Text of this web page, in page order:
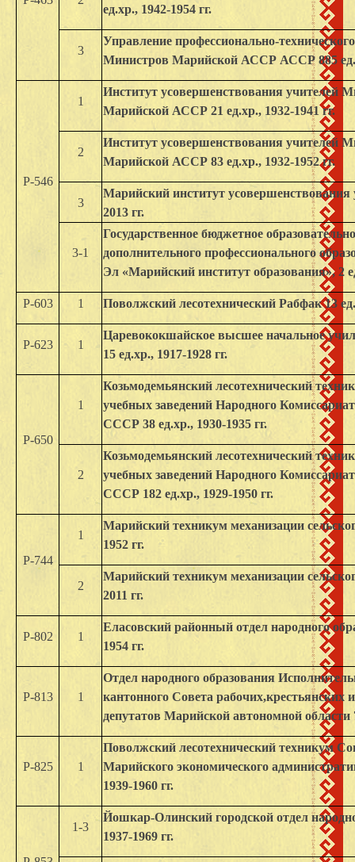
ед.хр., 1942-1954 гг.
3
Управление профессионально-
Министров Марийской АССР АССР 885
Р-546
1
Институт усовершенствования учителей
Марийской АССР 21 ед.хр., 1932-1941 гг.
2
Институт усовершенствования учителей
Марийской АССР 83 ед.хр., 1932-1952 гг.
3
Марийский институт усовершенствования
2013 гг.
3-1
Государственное бюджетное
дополнительного профессионального
Эл «Марийский институт образования», 2
Р-603 1 Поволжский лесотехнический Рабфак 13
Р-623 1
Царевококшайское высшее начальное
15 ед.хр., 1917-1928 гг.
Р-650
1
Козьмодемьянский лесотехнический
учебных заведений Народного
СССР 38 ед.хр., 1930-1935 гг.
2
Козьмодемьянский лесотехнический
учебных заведений Народного
СССР 182 ед.хр., 1929-1950 гг.
Р-744
1
Марийский техникум механизации
1952 гг.
2
Марийский техникум механизации
2011 гг.
Р-802 1
Еласовский районный отдел народного
1954 гг.
Р-813 1
Отдел народного образования
кантонного Совета рабочих,крестьянских
депутатов Марийской автономной области
Р-825 1
Поволжский лесотехнический техникум
Марийского экономического
1939-1960 гг.
1-3
Йошкар-Олинский городской отдел
1937-1969 гг.